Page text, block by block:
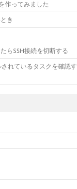
作ってみました
き
らSSH接続を切断する
れているタスクを確認す